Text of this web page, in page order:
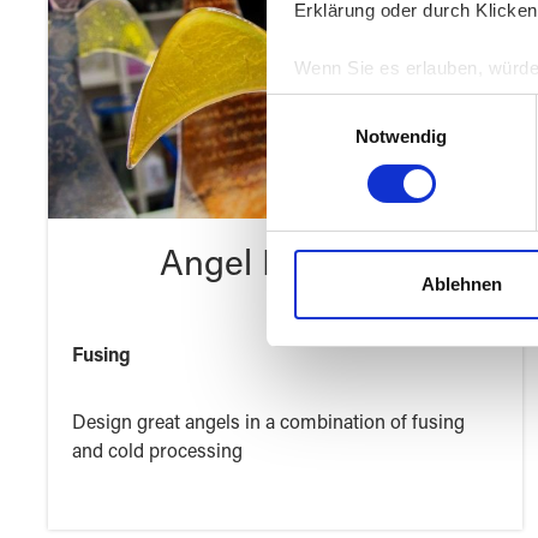
Erklärung oder durch
Wenn Sie es erlauben,
Informationen über
Ihr Gerät durch
Erfahren Sie mehr
Einzelheitenfest.
Wir verwenden Cookies,
und die Zugriffe auf unsere
Einwilligungsauswahl
Notwendig
Ablehnen
Angel Figurines
Fusing
Design great angels in a combination of fusing
and cold processing